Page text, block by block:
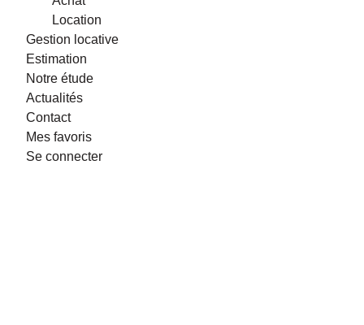
Location
Gestion locative
Estimation
Notre étude
Actualités
Contact
Mes favoris
Se connecter